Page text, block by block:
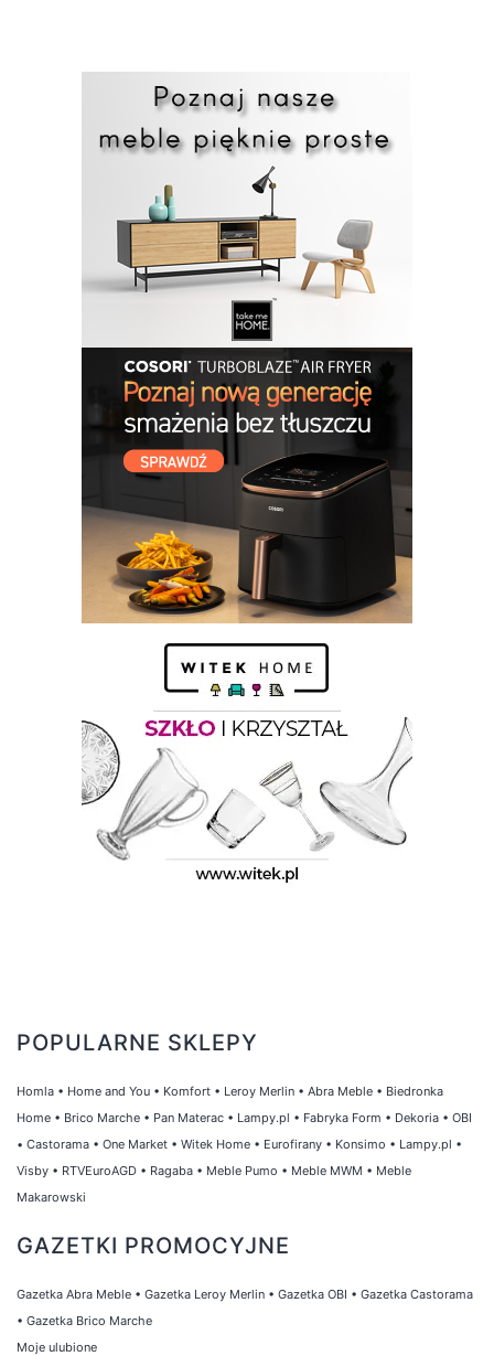
POPULARNE SKLEPY
Homla • Home and You • Komfort • Leroy Merlin • Abra Meble • Biedronka
Home • Brico Marche • Pan Materac • Lampy.pl • Fabryka Form • Dekoria • OBI
• Castorama • One Market • Witek Home • Eurofirany • Konsimo • Lampy.pl •
Visby • RTVEuroAGD • Ragaba • Meble Pumo • Meble MWM • Meble
Makarowski
GAZETKI PROMOCYJNE
Gazetka Abra Meble • Gazetka Leroy Merlin • Gazetka OBI • Gazetka Castorama
• Gazetka Brico Marche
Moje ulubione